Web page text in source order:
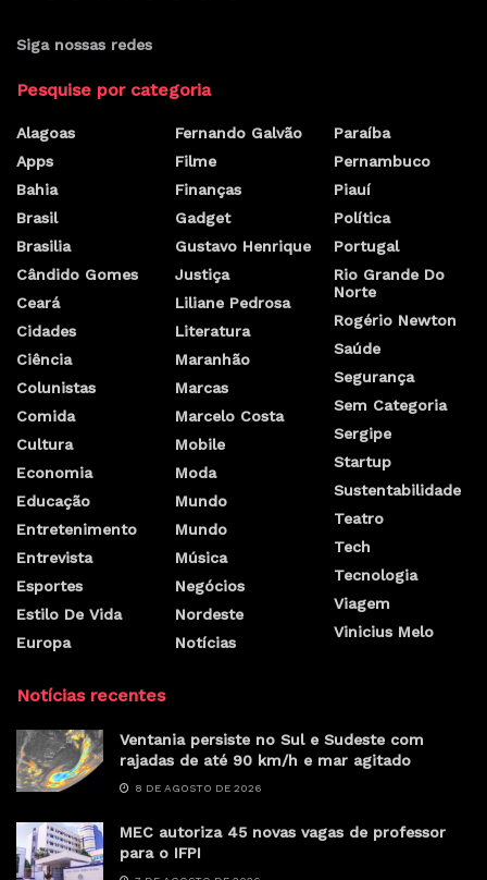
Siga nossas redes
Pesquise por categoria
Alagoas
Apps
Bahia
Brasil
Brasilia
Cândido Gomes
Ceará
Cidades
Ciência
Colunistas
Comida
Cultura
Economia
Educação
Entretenimento
Entrevista
Esportes
Estilo De Vida
Europa
Fernando Galvão
Filme
Finanças
Gadget
Gustavo Henrique
Justiça
Liliane Pedrosa
Literatura
Maranhão
Marcas
Marcelo Costa
Mobile
Moda
Mundo
Mundo
Música
Negócios
Nordeste
Notícias
Paraíba
Pernambuco
Piauí
Política
Portugal
Rio Grande Do
Norte
Rogério Newton
Saúde
Segurança
Sem Categoria
Sergipe
Startup
Sustentabilidade
Teatro
Tech
Tecnologia
Viagem
Vinicius Melo
Notícias recentes
Ventania persiste no Sul e Sudeste com
rajadas de até 90 km/h e mar agitado
8 DE AGOSTO DE 2026
MEC autoriza 45 novas vagas de professor
para o IFPI